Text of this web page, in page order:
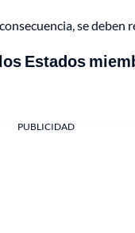
se deben
Estados
PUBLICIDAD